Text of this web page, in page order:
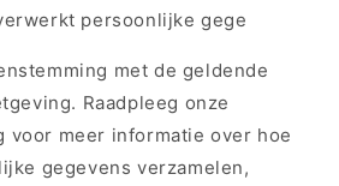
persoonlijke gege
met de geldende
Raadpleeg onze
voor meer informatie over hoe
gegevens verzamelen,